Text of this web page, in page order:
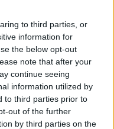
to third parties, or
information for
the below opt-out
note that after your
continue seeing
information utilized by
to third parties prior to
out of the further
by third parties on the
μας στην
πάψει να είναι
που έχει
Ευρώπη